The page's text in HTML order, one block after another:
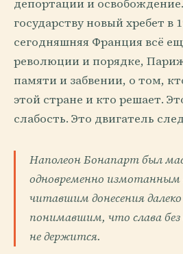
депортации и
государству новый хребет в
сегодняшняя Франция всё
революции и порядке,
памяти и забвении, о том,
этой стране и кто решает.
слабость. Это двигатель
Наполеон Бонапарт был
одновременно
читавшим донесения
понимавшим, что слава
не держится.